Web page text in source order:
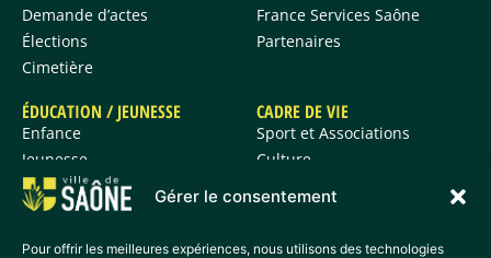
Gérer le consentement
Pour offrir les meilleures expériences, nous utilisons des technologies
Demande d’actes
Élections
Cimetière
France Services Saône
Partenaires
ÉDUCATION / JEUNESSE
Enfance
Jeunesse
CADRE DE VIE
Sport et Associations
Culture
Histoire et patrimoine